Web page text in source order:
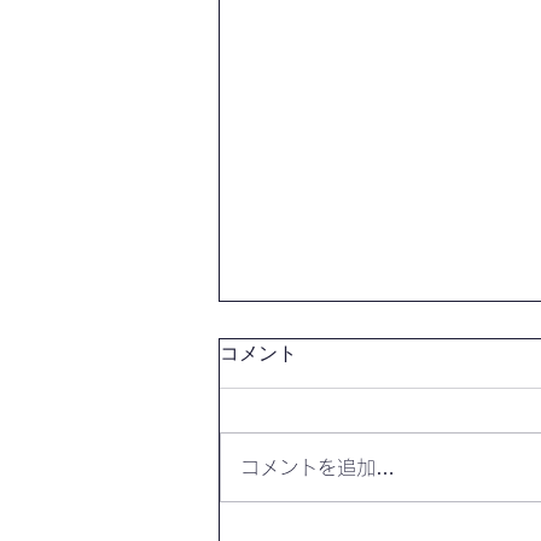
コメント
コメントを追加…